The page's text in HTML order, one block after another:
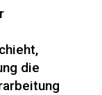
die